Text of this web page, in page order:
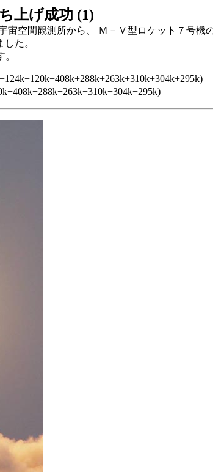
上げ成功 (1)
宙空間観測所から、 Ｍ－Ｖ型ロケット７号
た。